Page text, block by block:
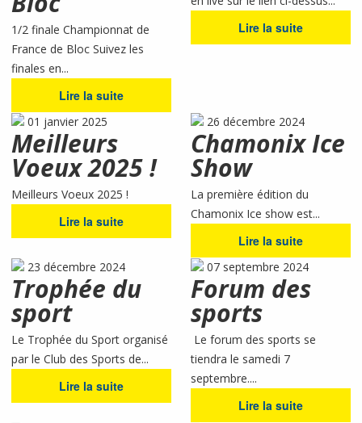
1/2 finale Championnat de
France de Bloc Suivez les
finales en...
Lire la suite
Lire la suite
01 janvier 2025
Meilleurs
Voeux 2025 !
Meilleurs Voeux 2025 !
Lire la suite
26 décembre 2024
Chamonix Ice
Show
La première édition du
Chamonix Ice show est...
Lire la suite
23 décembre 2024
Trophée du
sport
Le Trophée du Sport organisé
par le Club des Sports de...
Lire la suite
07 septembre 2024
Forum des
sports
Le forum des sports se
tiendra le samedi 7
septembre....
Lire la suite